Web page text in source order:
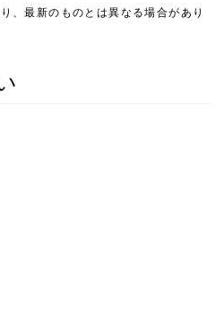
、最新のものとは異なる場合があり